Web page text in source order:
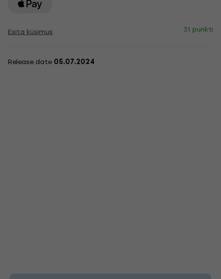
Esita küsimus 31 punkti
Release date 05.07.2024